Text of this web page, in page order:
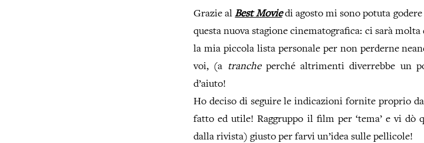
Grazie alBest Moviedi agosto mi sono potuta
questa nuova stagione cinematografica: ci sarà
la mia piccola lista personale per non perderne
voi, (a
trancheperché altrimenti diverrebbe un
d’aiuto!
Ho deciso di seguire le indicazioni fornite proprio
fatto ed utile! Raggruppo il film per ‘tema’ e vi dò
dalla rivista) giusto per farvi un’idea sulle pellicole!